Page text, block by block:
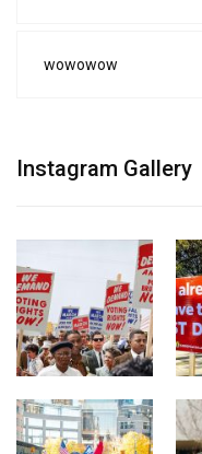
wowowow
Instagram Gallery